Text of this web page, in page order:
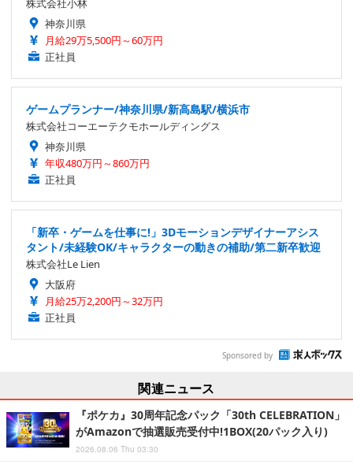
株式会社小林
神奈川県
月給29万5,500円～60万円
正社員
ゲームプランナー/神奈川県/新高島駅/横浜市
株式会社コーエーテクモホールディングス
神奈川県
年収480万円～860万円
正社員
「新卒・ゲームを仕事に!」3Dモーションデザイナーアシス
タント/未経験OK/キャラクターの動きの補助/第二新卒歓迎
株式会社Le Lien
大阪府
月給25万2,200円～32万円
正社員
Sponsored by
関連ニュース
『ポケカ』30周年記念パック「30th CELEBRATION」
がAmazonで抽選販売受付中!1BOX(20パック入り)
2026.08.06 Thu 03:30